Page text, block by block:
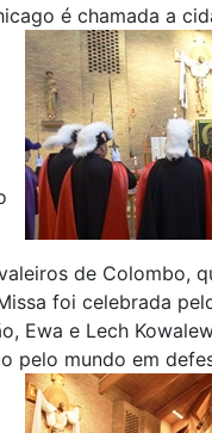
é chamada a
de Colombo,
foi celebrada
Ewa e Lech
pelo mundo em